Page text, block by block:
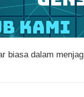
biasa dalam